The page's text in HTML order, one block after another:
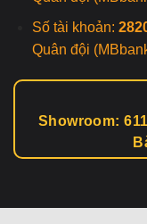
Số tài khoản:
Quân đội
Showroom: